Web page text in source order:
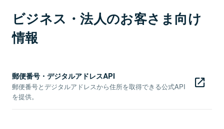
ビジネス・法人のお客さま向け
情報
郵便番号・デジタルアドレスAPI
郵便番号とデジタルアドレスから住所を取得できる公式API
を提供。